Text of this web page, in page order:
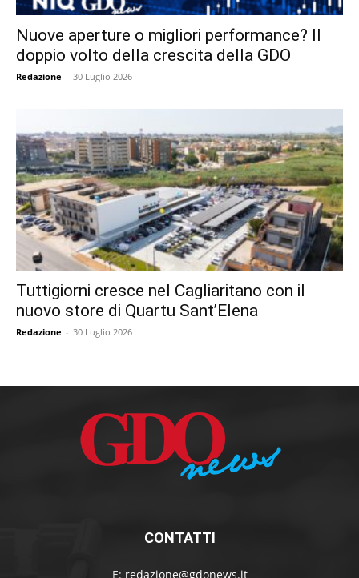
Nuove aperture o migliori performance? Il
doppio volto della crescita della GDO
Redazione - 30 Luglio 2026
Tuttigiorni cresce nel Cagliaritano con il
nuovo store di Quartu Sant’Elena
Redazione - 30 Luglio 2026
CONTATTI
E: redazione@gdonews.it